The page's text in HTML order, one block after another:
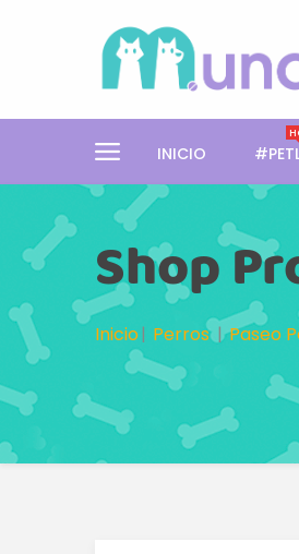
INICIO
Shop
Inicio Perros Paseo